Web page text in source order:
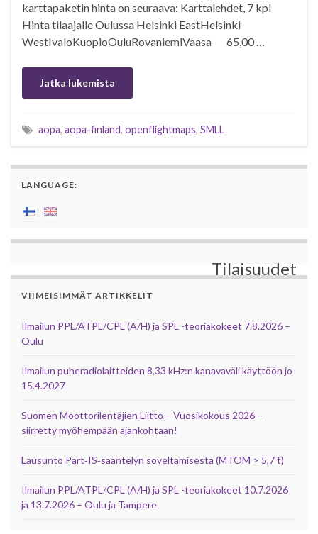
karttapaketin hinta on seuraava: Karttalehdet, 7 kpl
Hinta tilaajalle Oulussa Helsinki EastHelsinki
WestIvaloKuopioOuluRovaniemiVaasa 65,00 …
Jatka lukemista
aopa, aopa-finland, openflightmaps, SMLL
LANGUAGE:
Tilaisuudet
VIIMEISIMMÄT ARTIKKELIT
Ilmailun PPL/ATPL/CPL (A/H) ja SPL -teoriakokeet 7.8.2026 –
Oulu
Ilmailun puheradiolaitteiden 8,33 kHz:n kanavaväli käyttöön jo
15.4.2027
Suomen Moottorilentäjien Liitto – Vuosikokous 2026 –
siirretty myöhempään ajankohtaan!
Lausunto Part‑IS‑sääntelyn soveltamisesta (MTOM > 5,7 t)
Ilmailun PPL/ATPL/CPL (A/H) ja SPL -teoriakokeet 10.7.2026
ja 13.7.2026 – Oulu ja Tampere